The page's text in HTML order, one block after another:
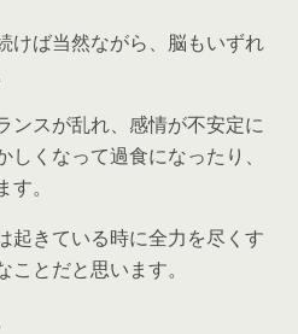
けば当然ながら、脳もいずれ
ンスが乱れ、感情が不安定に
くなって過食になったり、
。
起きている時に全力を尽くす
とだと思います。